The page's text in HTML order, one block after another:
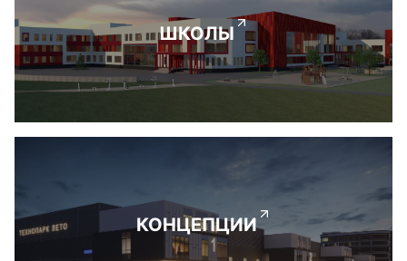
ШКОЛЫ
КОНЦЕПЦИИ